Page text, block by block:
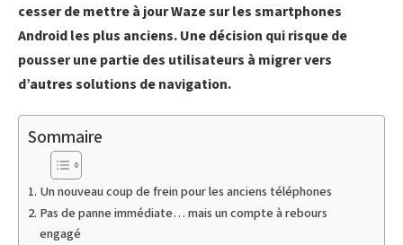
cesser de mettre à jour Waze sur les smartphones
Android les plus anciens. Une décision qui risque de
pousser une partie des utilisateurs à migrer vers
d’autres solutions de navigation.
Sommaire
Un nouveau coup de frein pour les anciens téléphones
Pas de panne immédiate… mais un compte à rebours
engagé